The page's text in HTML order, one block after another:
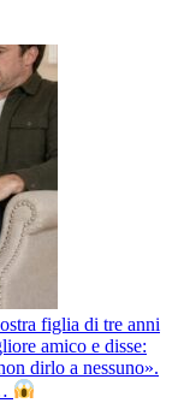
figlia di tre anni
amico e disse:
dirlo a nessuno».